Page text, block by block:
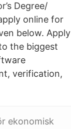
Degree/
online for
below. Apply
the biggest
verification,
ekonomisk